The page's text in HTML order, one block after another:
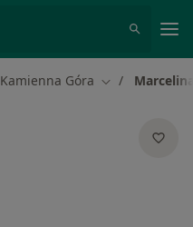
Kamienna Góra Zmień miasto